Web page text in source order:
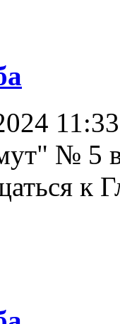
11:33
№ 5
к